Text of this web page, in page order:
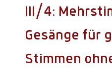
III/4:
Gesänge für
Stimmen